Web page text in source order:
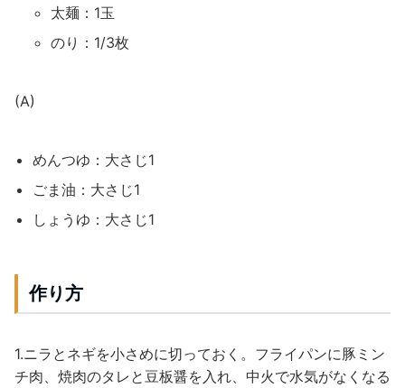
太麺：1玉
のり：1/3枚
(A)
めんつゆ：大さじ1
ごま油：大さじ1
しょうゆ：大さじ1
作り方
1.ニラとネギを小さめに切っておく。フライパンに豚ミン
チ肉、焼肉のタレと豆板醤を入れ、中火で水気がなくなる